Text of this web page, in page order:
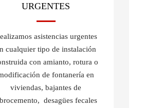
URGENTES
asistencias urgentes
cualquier tipo de instalación
con amianto, rotura o
de fontanería en
viviendas, bajantes de
desagües fecales